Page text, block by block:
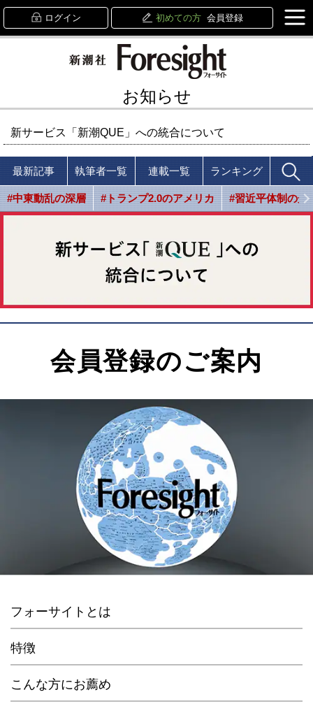
ログイン 初めての方 会員登録
お知らせ
新サービス「新潮QUE」への統合について
最新記事 執筆者一覧 連載一覧 ランキング
#中東動乱の深層 #トランプ2.0のアメリカ #習近平体制の光
会員登録のご案内
フォーサイトとは
特徴
こんな方にお薦め